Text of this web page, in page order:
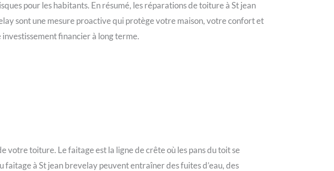
pour les habitants. En résumé, les réparations de toiture à St jean
sont une mesure proactive qui protège votre maison, votre confort et
financier à long terme.
toiture. Le faitage est la ligne de crête où les pans du toit se
à St jean brevelay peuvent entraîner des fuites d’eau, des